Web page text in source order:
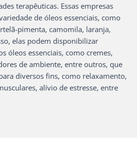
terapêuticas. Essas empresas
de óleos essenciais, como
pimenta, camomila, laranja,
elas podem disponibilizar
óleos essenciais, como cremes,
de ambiente, entre outros, que
diversos fins, como relaxamento,
alívio de estresse, entre